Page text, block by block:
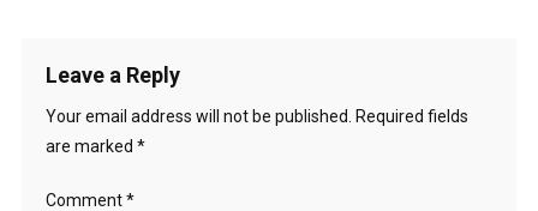
Leave a Reply
Your email address will not be published. Required fields
are marked *
Comment*